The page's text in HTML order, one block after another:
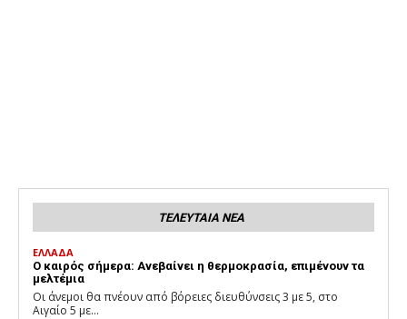
ΤΕΛΕΥΤΑΙΑ ΝΕΑ
ΕΛΛΑΔΑ
Ο καιρός σήμερα: Ανεβαίνει η θερμοκρασία, επιμένουν τα
μελτέμια
Οι άνεμοι θα πνέουν από βόρειες διευθύνσεις 3 με 5, στο
Αιγαίο 5 με...